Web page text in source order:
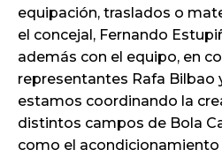
equipación, traslados o
el concejal, Fernando
además con el equipo, en
representantes Rafa Bilbao
estamos coordinando la
distintos campos de Bola
como el acondicionamiento